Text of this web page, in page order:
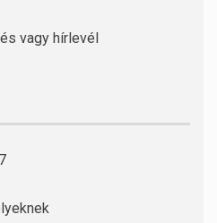
vagy hírlevél